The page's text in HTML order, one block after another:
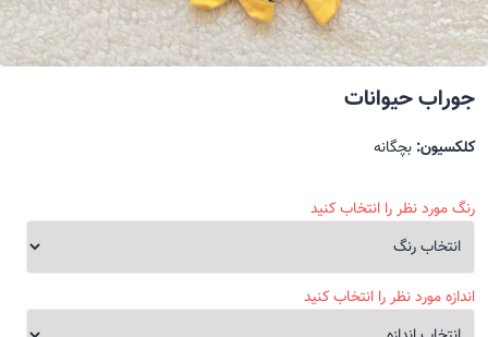
جوراب حیوانات
کلکسیون: بچگانه
رنگ مورد نظر را انتخاب کنید
اندازه مورد نظر را انتخاب کنید